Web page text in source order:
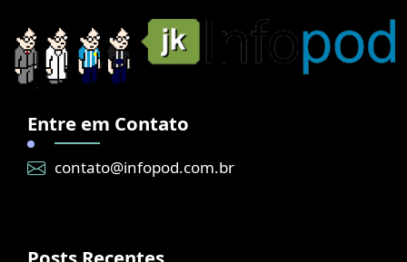
Entre em Contato
contato@infopod.com.br